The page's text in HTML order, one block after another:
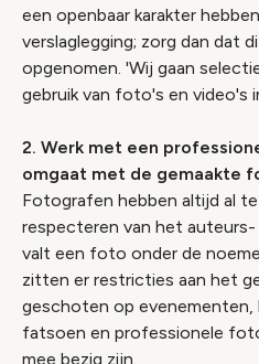
een openbaar karakter
verslaglegging; zorg dan dat
opgenomen. 'Wij gaan
gebruik van foto's en video's
2. Werk met een
omgaat met de gemaakte
Fotografen hebben altijd al
respecteren van het
valt een foto onder de
zitten er restricties aan het
geschoten op evenementen,
fatsoen en professionele
mee bezig zijn.